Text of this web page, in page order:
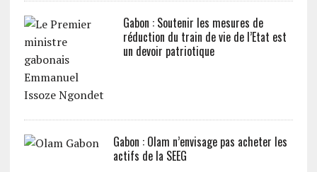
Gabon : Soutenir les mesures de
réduction du train de vie de l’Etat est
un devoir patriotique
Gabon : Olam n’envisage pas acheter les
actifs de la SEEG